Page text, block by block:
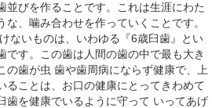
並びを作ることです。これは生涯にわた
な、噛み合わせを作っていくことです。
ないものは、いわゆる『6歳臼歯』とい
です。この歯は人間の歯の中で最も大き
の歯が虫 歯や歯周病にならず健康で、上
ることは、お口の健康にとってきわめて
歯を健康でいるように守って いってあげ